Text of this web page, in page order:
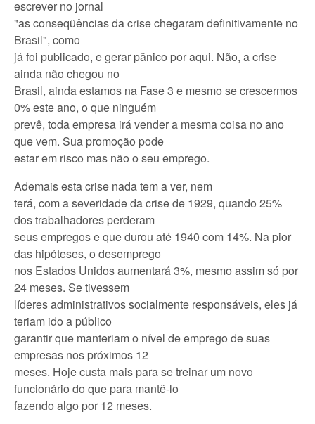
escrever no jornal
"as conseqüências da crise chegaram definitivamente no
Brasil", como
já foi publicado, e gerar pânico por aqui. Não, a crise
ainda não chegou no
Brasil, ainda estamos na Fase 3 e mesmo se crescermos
0% este ano, o que ninguém
prevê, toda empresa irá vender a mesma coisa no ano
que vem. Sua promoção pode
estar em risco mas não o seu emprego.
Ademais esta crise nada tem a ver, nem
terá, com a severidade da crise de 1929, quando 25%
dos trabalhadores perderam
seus empregos e que durou até 1940 com 14%. Na pior
das hipóteses, o desemprego
nos Estados Unidos aumentará 3%, mesmo assim só por
24 meses. Se tivessem
líderes administrativos socialmente responsáveis, eles já
teriam ido a público
garantir que manteriam o nível de emprego de suas
empresas nos próximos 12
meses. Hoje custa mais para se treinar um novo
funcionário do que para mantê-lo
fazendo algo por 12 meses.